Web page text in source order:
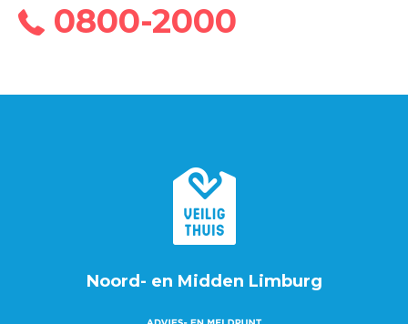
0800-2000
Noord- en Midden Limburg